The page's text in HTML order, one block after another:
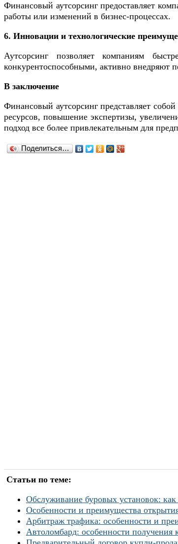
Финансовый аутсорсинг предоставляет
работы или изменений в бизнес-процессах.
6. Инновации и технологические
Аутсорсинг позволяет компаниям
конкурентоспособными, активно внедряют
В заключение
Финансовый аутсорсинг представляет
ресурсов, повышение экспертизы,
подход все более привлекательным для
Поделиться…
Статьи по теме:
Обслуживание буровых установок:
Особенности и преимущества
Арбитраж трафика: особенности и
Автоломбард: особенности получения